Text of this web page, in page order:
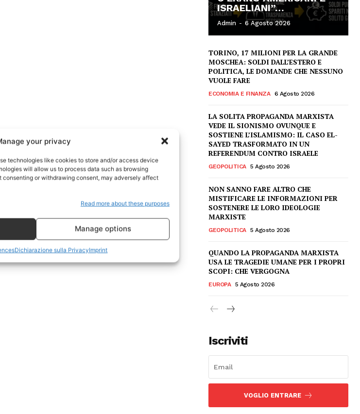
your privacy
technologies like cookies to store and/or access device
will allow us to process data such as browsing
consenting or withdrawing consent, may adversely affect
Read more about these purposes
Manage options
Dichiarazione sulla PrivacyImprint
Geopolitica
ISRAELIANI”…
Admin - 6 Agosto 2026
TORINO, 17 MILIONI PER LA GRANDE
MOSCHEA: SOLDI DALL’ESTERO E
POLITICA, LE DOMANDE CHE NESSUNO
VUOLE FARE
ECONOMIA E FINANZA 6 Agosto 2026
LA SOLITA PROPAGANDA MARXISTA
VEDE IL SIONISMO OVUNQUE E
SOSTIENE L’ISLAMISMO: IL CASO EL-
SAYED TRASFORMATO IN UN
REFERENDUM CONTRO ISRAELE
GEOPOLITICA 5 Agosto 2026
NON SANNO FARE ALTRO CHE
MISTIFICARE LE INFORMAZIONI PER
SOSTENERE LE LORO IDEOLOGIE
MARXISTE
GEOPOLITICA 5 Agosto 2026
QUANDO LA PROPAGANDA MARXISTA
USA LE TRAGEDIE UMANE PER I PROPRI
SCOPI: CHE VERGOGNA
EUROPA 5 Agosto 2026
Iscriviti
VOGLIO ENTRARE